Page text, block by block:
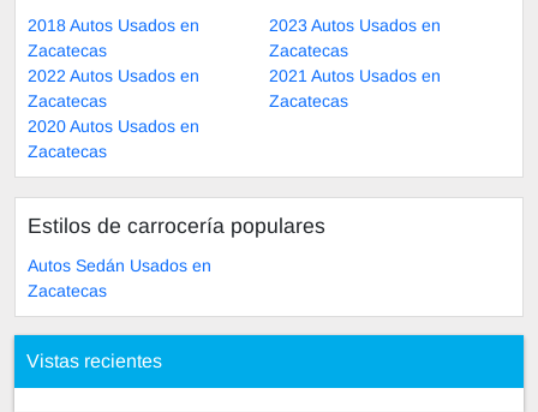
2018 Autos Usados en
Zacatecas
2023 Autos Usados en
Zacatecas
2022 Autos Usados en
Zacatecas
2021 Autos Usados en
Zacatecas
2020 Autos Usados en
Zacatecas
Estilos de carrocería populares
Autos Sedán Usados en
Zacatecas
Vistas recientes